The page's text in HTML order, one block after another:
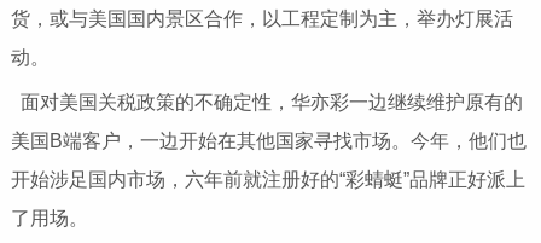
货，或与美国国内景区合作，以工程定制为主，举办灯展活
动。
面对美国关税政策的不确定性，华亦彩一边继续维护原有的
美国B端客户，一边开始在其他国家寻找市场。今年，他们也
开始涉足国内市场，六年前就注册好的“彩蜻蜓”品牌正好派上
了用场。